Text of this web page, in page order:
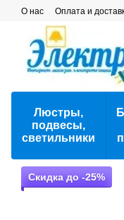
Перейти к основному
О нас Оплата и
Люстры,
подвесы,
светильники
Скидка до -25%